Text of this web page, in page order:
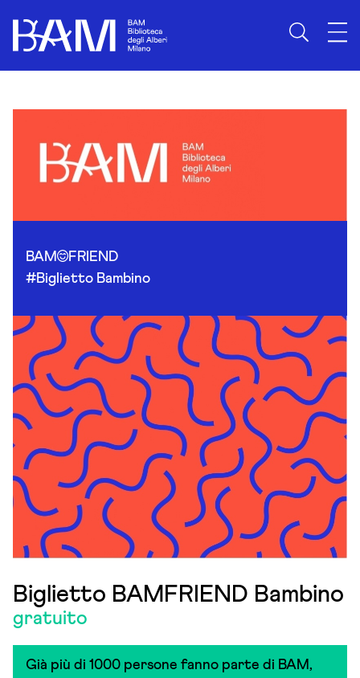
BAM
FRIEND
#Biglietto Bambino
Biglietto BAMFRIEND Bambino
gratuito
Già più di 1000 persone fanno parte di BAM,